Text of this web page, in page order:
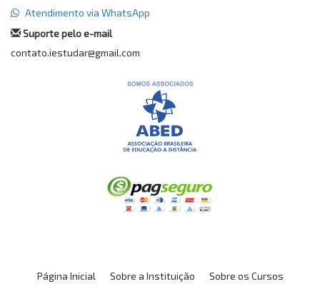
Atendimento via WhatsApp
Suporte pelo e-mail
contato.iestudar@gmail.com
Página Inicial Sobre a Instituição Sobre os Cursos